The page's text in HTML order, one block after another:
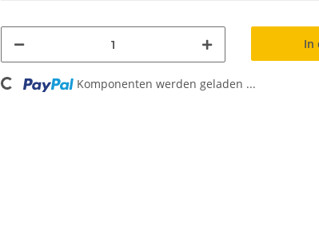
In
Loading... Komponenten werden geladen ...